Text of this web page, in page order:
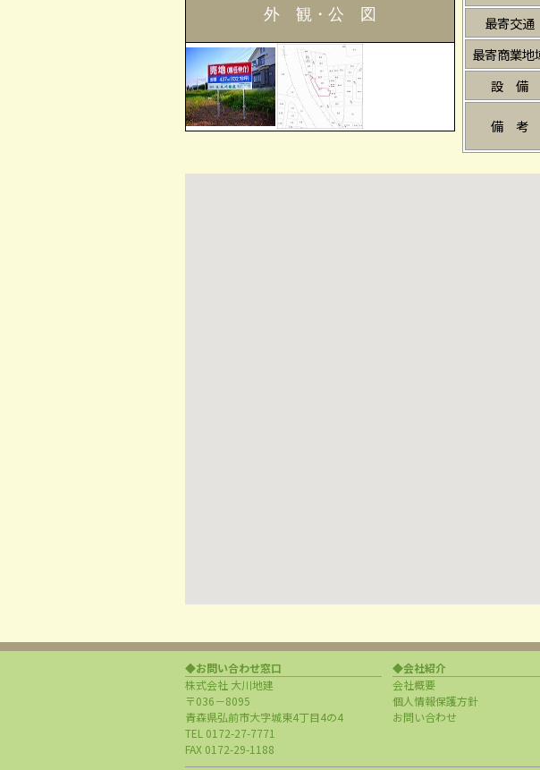
外 観・公 図 最寄交通
最寄商業地
設 備
備 考
◆お問い合わせ窓口
株式会社 大川地建
〒036－8095
青森県弘前市大字城東4丁目4の4
TEL 0172-27-7771
FAX 0172-29-1188
◆会社紹介
会社概要
個人情報保護方針
お問い合わせ